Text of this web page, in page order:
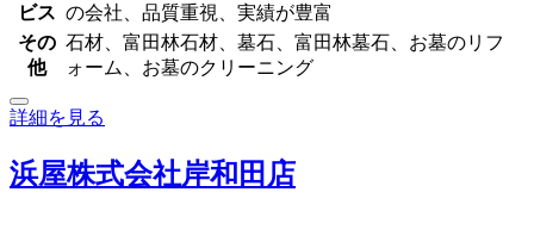
ビス の会社、品質重視、実績が豊富
その
他
石材、富田林石材、墓石、富田林墓石、お墓のリフ
ォーム、お墓のクリーニング
詳細を見る
浜屋株式会社岸和田店